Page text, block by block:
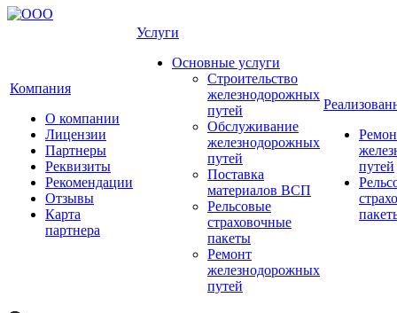
Компания
О компании
Лицензии
Партнеры
Реквизиты
Рекомендации
Отзывы
Карта
партнера
Услуги
Основные услуги
Строительство
железнодорожных
путей
Обслуживание
железнодорожных
путей
Поставка
материалов ВСП
Рельсовые
страховочные
пакеты
Ремонт
железнодорожных
путей
путей